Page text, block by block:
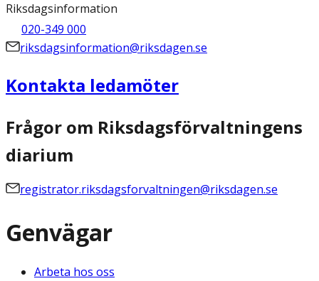
Riksdagsinformation
020-349 000
riksdagsinformation@riksdagen.se
Kontakta ledamöter
Frågor om Riksdagsförvaltningens
diarium
registrator.riksdagsforvaltningen@riksdagen.se
Genvägar
Arbeta hos oss